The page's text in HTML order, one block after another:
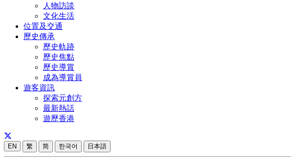
人物訪談
文化生活
位置及交通
歷史傳承
歷史軌跡
歷史焦點
歷史導賞
成為導賞員
遊客資訊
探索元創方
最新熱話
遊歷香港
EN 繁 简 한국어 日本語